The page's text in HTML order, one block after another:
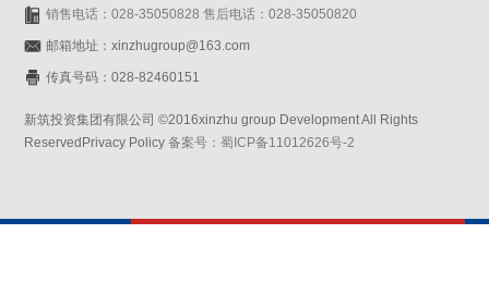
销售电话：028-35050828 售后电话：028-35050820
邮箱地址：xinzhugroup@163.com
传真号码：028-82460151
新筑投资集团有限公司 ©2016xinzhu group Development All Rights
ReservedPrivacy Policy备案号：蜀ICP备11012626号-2